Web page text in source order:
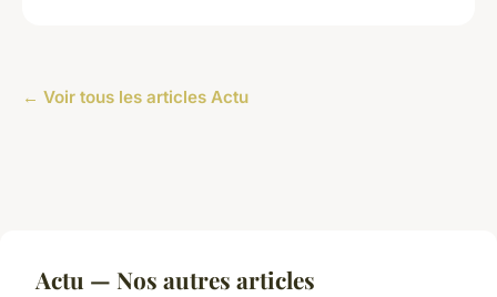
← Voir tous les articles Actu
Actu — Nos autres articles